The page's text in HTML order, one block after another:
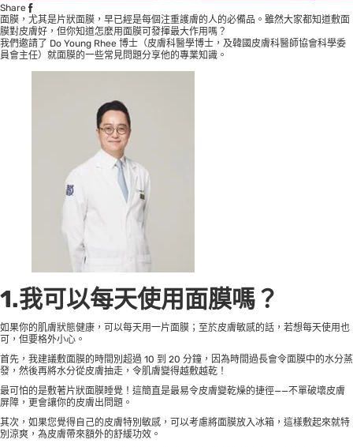
Share
面膜，尤其是片狀面膜，早已經是每個注重護膚的人的必備品。雖然大家都知道敷面
膜對皮膚好，但你知道怎麼用面膜可發揮最大作用嗎？
我們邀請了 Do Young Rhee 博士（皮膚科醫學博士，及韓國皮膚科醫師協會科學委
員會主任）就面膜的一些常見問題分享他的專業知識。
1.我可以每天使用面膜嗎？
如果你的肌膚狀態健康，可以每天用一片面膜；至於皮膚敏感的話，若想每天使用也
可，但要格外小心。
首先，我建議敷面膜的時間別超過 10 到 20 分鐘，因為時間過長會令面膜中的水分蒸
發，然後再將水分從皮膚抽走，令肌膚變得越敷越乾！
最可怕的是敷著片狀面膜睡覺！這簡直是最易令皮膚變乾燥的捷徑——不單破壞皮膚
屏障，更會讓你的皮膚出問題。
其次，如果您覺得自己的皮膚特別敏感，可以考慮將面膜放入冰箱，這樣敷起來就特
別涼爽，為皮膚帶來額外的舒緩功效。